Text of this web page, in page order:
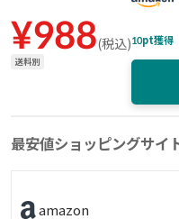
¥988(税込)
送料別
10pt獲得
最安値ショッピングサイ
amazon